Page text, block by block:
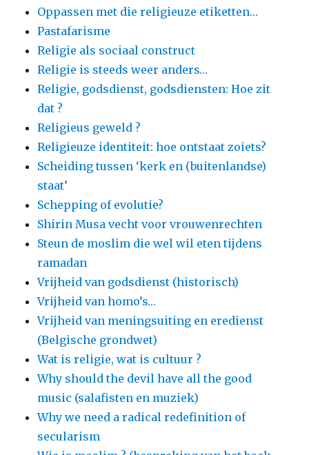
Oppassen met die religieuze etiketten…
Pastafarisme
Religie als sociaal construct
Religie is steeds weer anders…
Religie, godsdienst, godsdiensten: Hoe zit
dat ?
Religieus geweld ?
Religieuze identiteit: hoe ontstaat zoiets?
Scheiding tussen ‘kerk en (buitenlandse)
staat’
Schepping of evolutie?
Shirin Musa vecht voor vrouwenrechten
Steun de moslim die wel wil eten tijdens
ramadan
Vrijheid van godsdienst (historisch)
Vrijheid van homo’s…
Vrijheid van meningsuiting en eredienst
(Belgische grondwet)
Wat is religie, wat is cultuur ?
Why should the devil have all the good
music (salafisten en muziek)
Why we need a radical redefinition of
secularism